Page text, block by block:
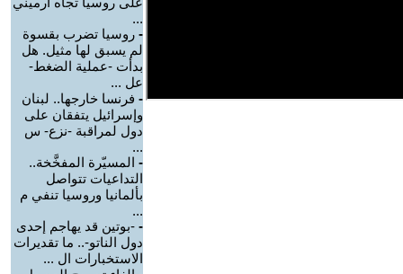
...
- روسيا تضرب بقسوة
لم يسبق لها مثيل. هل
بدأت -عملية الضغط-
عل ...
- فرنسا خارجها.. لبنان
وإسرائيل يتفقان على
دول لمراقبة -نزع- س
...
- المسيّرة المفخَّخة..
التداعيات تتواصل
بألمانيا وروسيا تنفي م
...
- -بوتين قد يهاجم إحدى
دول الناتو-.. ما تقديرات
الاستخبارات ال ...